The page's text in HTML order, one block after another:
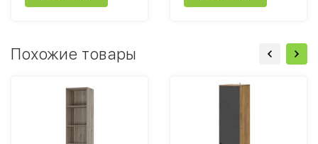
Похожие товары